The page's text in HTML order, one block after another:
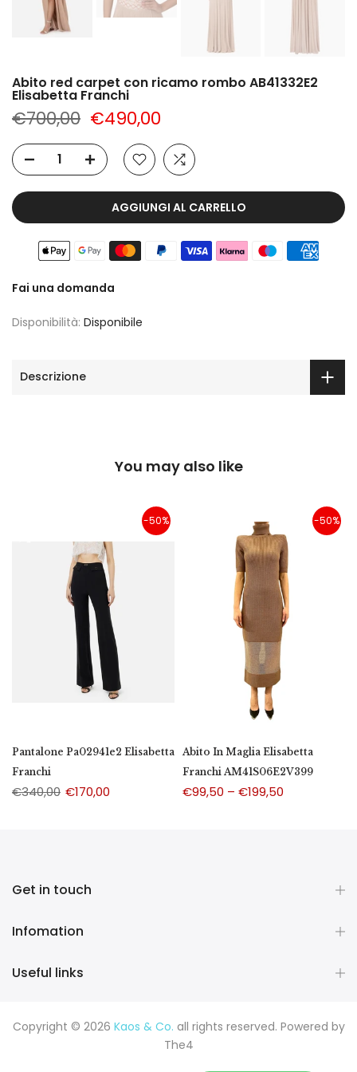
Abito red carpet con ricamo rombo AB41332E2
Elisabetta Franchi
€700,00 €490,00
AGGIUNGI AL CARRELLO
Fai una domanda
Disponibilità: Disponibile
Descrizione
You may also like
-50%
Pantalone Pa02941e2 Elisabetta
Franchi
€340,00 €170,00
-50%
Abito In Maglia Elisabetta
Franchi AM41S06E2V399
€99,50 – €199,50
Get in touch
Infomation
Useful links
Copyright © 2026 Kaos & Co. all rights reserved. Powered by
The4